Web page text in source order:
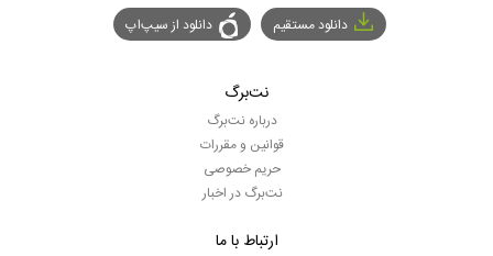
دانلود مستقیم دانلود از سیپ‌اپ
نت‌برگ
درباره نت‌برگ
قوانین و مقررات
حریم خصوصی
نت‌برگ در اخبار
ارتباط با ما